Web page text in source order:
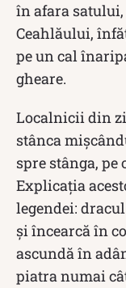
în afara
Ceahlăului,
pe un cal
gheare.
Localnicii din
stânca
spre stânga,
Explicația
legendei:
și încearcă în
ascundă în
piatra numai